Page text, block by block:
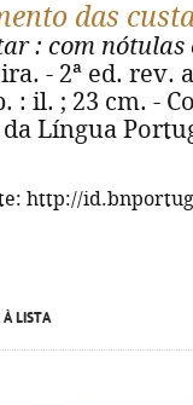
das
: com nótulas
- 2ª ed. rev.
: il. ; 23 cm. -
Língua
http://
LISTA